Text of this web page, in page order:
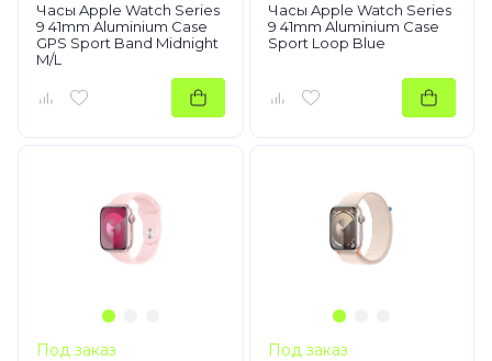
Часы Apple Watch Series
9 41mm Aluminium Case
GPS Sport Band Midnight
M/L
Часы Apple Watch Series
9 41mm Aluminium Case
Sport Loop Blue
Под заказ Под заказ